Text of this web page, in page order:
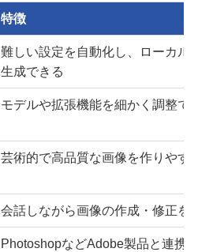
特徴
難しい設定を自動化し、ローカル
生成できる
モデルや拡張機能を細かく調整で
芸術的で高品質な画像を作りやす
会話しながら画像の作成・修正を
PhotoshopなどAdobe製品と連携